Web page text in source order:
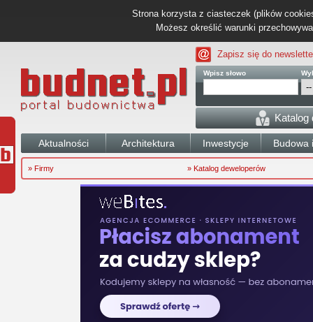
Strona korzysta z ciasteczek (plików
Możesz określić warunki
Zapisz się do
Wpisz słowo
Katalog
Aktualności Architektura Inwestycje Budowa
» Firmy » Katalog deweloperów